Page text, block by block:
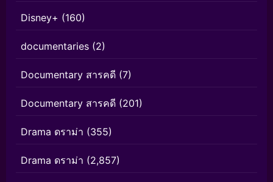
Disney+ (160)
documentaries (2)
Documentary สารคดี (7)
Documentary สารคดี (201)
Drama ดราม่า (355)
Drama ดราม่า (2,857)